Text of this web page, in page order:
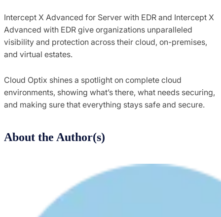
Intercept X Advanced for Server with EDR and Intercept X
Advanced with EDR give organizations unparalleled
visibility and protection across their cloud, on-premises,
and virtual estates.
Cloud Optix shines a spotlight on complete cloud
environments, showing what’s there, what needs securing,
and making sure that everything stays safe and secure.
About the Author(s)